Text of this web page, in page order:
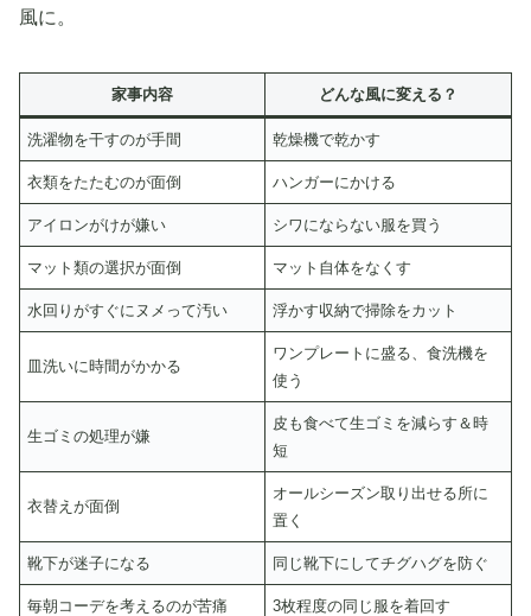
風に。
家事内容 どんな風に変える？
洗濯物を干すのが手間 乾燥機で乾かす
衣類をたたむのが面倒 ハンガーにかける
アイロンがけが嫌い シワにならない服を買う
マット類の選択が面倒 マット自体をなくす
水回りがすぐにヌメって汚い 浮かす収納で掃除をカット
皿洗いに時間がかかる
ワンプレートに盛る、食洗機を
使う
生ゴミの処理が嫌
皮も食べて生ゴミを減らす＆時
短
衣替えが面倒
オールシーズン取り出せる所に
置く
靴下が迷子になる 同じ靴下にしてチグハグを防ぐ
毎朝コーデを考えるのが苦痛 3枚程度の同じ服を着回す